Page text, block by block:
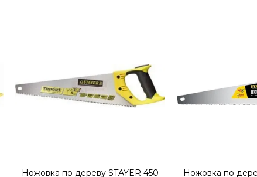
Ножовка по дереву STAYER 450
Ножовка по